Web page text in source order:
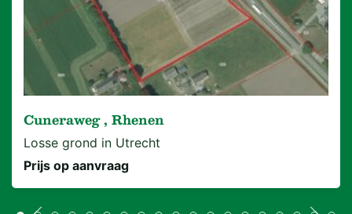
Cuneraweg , Rhenen
Losse grond in Utrecht
Prijs op aanvraag